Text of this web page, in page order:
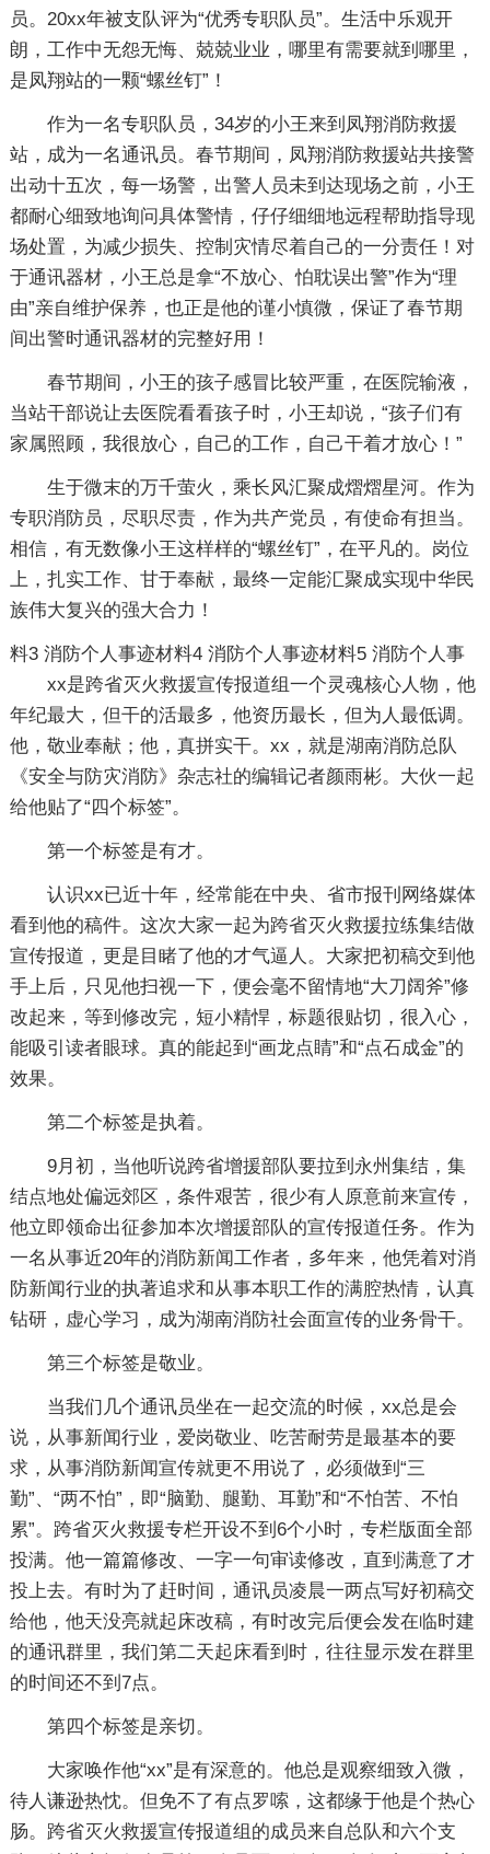
员。20xx年被支队评为“优秀专职队员”。生活中乐观开
朗，工作中无怨无悔、兢兢业业，哪里有需要就到哪里，
是凤翔站的一颗“螺丝钉”！
作为一名专职队员，34岁的小王来到凤翔消防救援
站，成为一名通讯员。春节期间，凤翔消防救援站共接警
出动十五次，每一场警，出警人员未到达现场之前，小王
都耐心细致地询问具体警情，仔仔细细地远程帮助指导现
场处置，为减少损失、控制灾情尽着自己的一分责任！对
于通讯器材，小王总是拿“不放心、怕耽误出警”作为“理
由”亲自维护保养，也正是他的谨小慎微，保证了春节期
间出警时通讯器材的完整好用！
春节期间，小王的孩子感冒比较严重，在医院输液，
当站干部说让去医院看看孩子时，小王却说，“孩子们有
家属照顾，我很放心，自己的工作，自己干着才放心！”
生于微末的万千萤火，乘长风汇聚成熠熠星河。作为
专职消防员，尽职尽责，作为共产党员，有使命有担当。
相信，有无数像小王这样样的“螺丝钉”，在平凡的。岗位
上，扎实工作、甘于奉献，最终一定能汇聚成实现中华民
族伟大复兴的强大合力！
料3
xx是跨省灭火救援宣传报道组一个灵魂核心人物，他
年纪最大，但干的活最多，他资历最长，但为人最低调。
他，敬业奉献；他，真拼实干。xx，就是湖南消防总队
《安全与防灾消防》杂志社的编辑记者颜雨彬。大伙一起
给他贴了“四个标签”。
第一个标签是有才。
认识xx已近十年，经常能在中央、省市报刊网络媒体
看到他的稿件。这次大家一起为跨省灭火救援拉练集结做
宣传报道，更是目睹了他的才气逼人。大家把初稿交到他
手上后，只见他扫视一下，便会毫不留情地“大刀阔斧”修
改起来，等到修改完，短小精悍，标题很贴切，很入心，
能吸引读者眼球。真的能起到“画龙点睛”和“点石成金”的
效果。
第二个标签是执着。
9月初，当他听说跨省增援部队要拉到永州集结，集
结点地处偏远郊区，条件艰苦，很少有人原意前来宣传，
他立即领命出征参加本次增援部队的宣传报道任务。作为
一名从事近20年的消防新闻工作者，多年来，他凭着对消
防新闻行业的执著追求和从事本职工作的满腔热情，认真
钻研，虚心学习，成为湖南消防社会面宣传的业务骨干。
第三个标签是敬业。
当我们几个通讯员坐在一起交流的时候，xx总是会
说，从事新闻行业，爱岗敬业、吃苦耐劳是最基本的要
求，从事消防新闻宣传就更不用说了，必须做到“三
勤”、“两不怕”，即“脑勤、腿勤、耳勤”和“不怕苦、不怕
累”。跨省灭火救援专栏开设不到6个小时，专栏版面全部
投满。他一篇篇修改、一字一句审读修改，直到满意了才
投上去。有时为了赶时间，通讯员凌晨一两点写好初稿交
给他，他天没亮就起床改稿，有时改完后便会发在临时建
的通讯群里，我们第二天起床看到时，往往显示发在群里
的时间还不到7点。
第四个标签是亲切。
大家唤作他“xx”是有深意的。他总是观察细致入微，
待人谦逊热忱。但免不了有点罗嗦，这都缘于他是个热心
肠。跨省灭火救援宣传报道组的成员来自总队和六个支
消防个人事迹材料4 消防个人事迹材料5 消防个人事